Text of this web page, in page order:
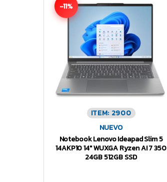
-11%
ITEM: 2900
NUEVO
Notebook Lenovo Ideapad Slim 5
14AKP10 14″ WUXGA Ryzen AI 7 350
24GB 512GB SSD